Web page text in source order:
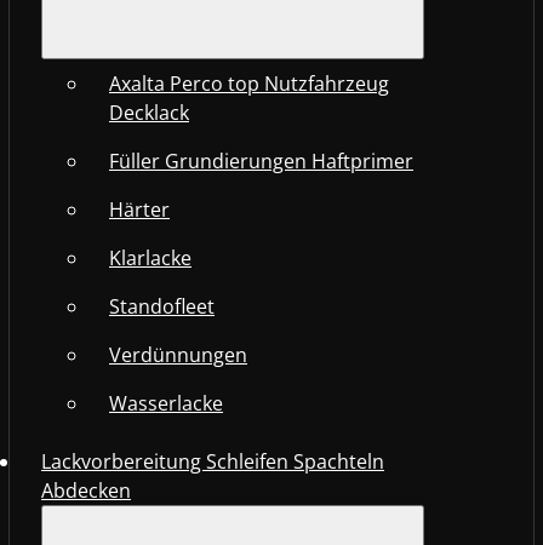
Axalta Perco top Nutzfahrzeug
Decklack
Füller Grundierungen Haftprimer
Härter
Klarlacke
Standofleet
Verdünnungen
Wasserlacke
Lackvorbereitung Schleifen Spachteln
Abdecken